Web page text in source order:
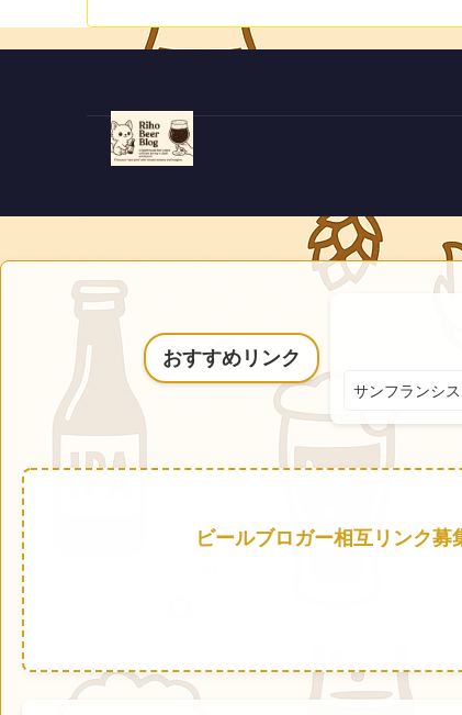
おすすめリンク
サンフランシ
ビールブロガー相互リンク募